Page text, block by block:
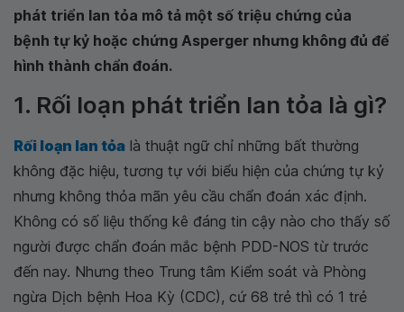
phát triển lan tỏa mô tả một số triệu chứng của
bệnh tự kỷ hoặc chứng Asperger nhưng không đủ để
hình thành chẩn đoán.
1. Rối loạn phát triển lan tỏa là gì?
Rối loạn lan tỏa là thuật ngữ chỉ những bất thường
không đặc hiệu, tương tự với biểu hiện của chứng tự kỷ
nhưng không thỏa mãn yêu cầu chẩn đoán xác định.
Không có số liệu thống kê đáng tin cậy nào cho thấy số
người được chẩn đoán mắc bệnh PDD-NOS từ trước
đến nay. Nhưng theo Trung tâm Kiểm soát và Phòng
ngừa Dịch bệnh Hoa Kỳ (CDC), cứ 68 trẻ thì có 1 trẻ